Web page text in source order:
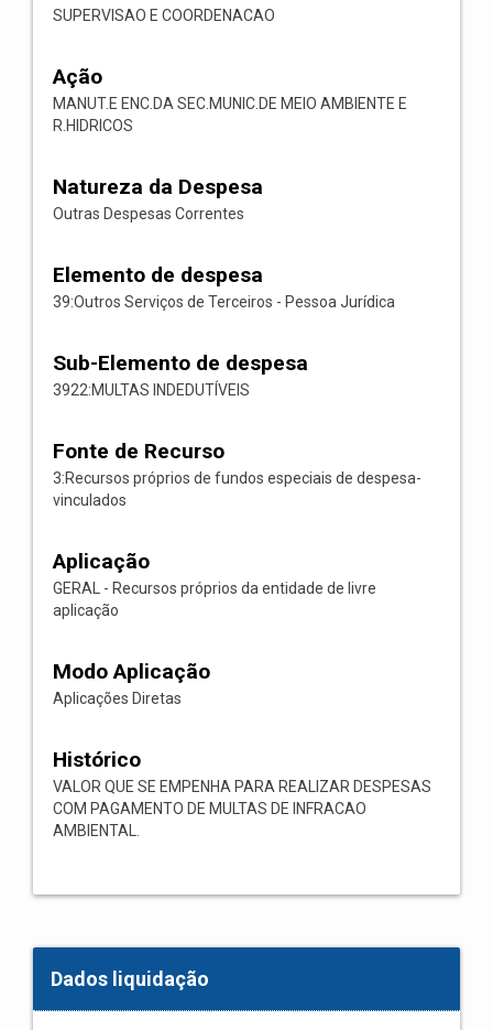
SUPERVISAO E COORDENACAO
Ação
MANUT.E ENC.DA SEC.MUNIC.DE MEIO AMBIENTE E
R.HIDRICOS
Natureza da Despesa
Outras Despesas Correntes
Elemento de despesa
39:Outros Serviços de Terceiros - Pessoa Jurídica
Sub-Elemento de despesa
3922:MULTAS INDEDUTÍVEIS
Fonte de Recurso
3:Recursos próprios de fundos especiais de despesa-
vinculados
Aplicação
GERAL - Recursos próprios da entidade de livre
aplicação
Modo Aplicação
Aplicações Diretas
Histórico
VALOR QUE SE EMPENHA PARA REALIZAR DESPESAS
COM PAGAMENTO DE MULTAS DE INFRACAO
AMBIENTAL.
Dados liquidação